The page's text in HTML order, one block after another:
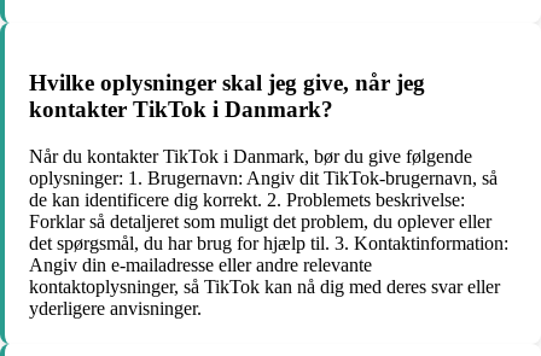
Hvilke oplysninger skal jeg give, når jeg
kontakter TikTok i Danmark?
Når du kontakter TikTok i Danmark, bør du give følgende
oplysninger: 1. Brugernavn: Angiv dit TikTok-brugernavn, så
de kan identificere dig korrekt. 2. Problemets beskrivelse:
Forklar så detaljeret som muligt det problem, du oplever eller
det spørgsmål, du har brug for hjælp til. 3. Kontaktinformation:
Angiv din e-mailadresse eller andre relevante
kontaktoplysninger, så TikTok kan nå dig med deres svar eller
yderligere anvisninger.